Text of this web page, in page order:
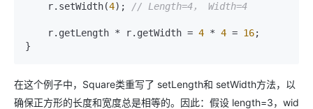
    r.setWidth(
4); // Length=4， Width=4
    r.getLength * r.getWidth =
4 * 4 = 16;
在这个例子中，Square类重写了 setLength和 setWidth方法，以
确保正方形的长度和宽度总是相等的。因此：假设 length=3，wid